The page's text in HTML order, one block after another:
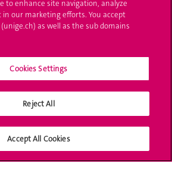
to enhance site navigation, analyze
in our marketing efforts. You accept
as well as the sub domains
Cookies Settings
Reject All
Accept All Cookies